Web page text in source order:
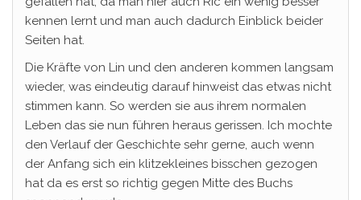
kennen lernt und man auch dadurch Einblick beider
Seiten hat.
Die Kräfte von Lin und den anderen kommen langsam
wieder, was eindeutig darauf hinweist das etwas nicht
stimmen kann. So werden sie aus ihrem normalen
Leben das sie nun führen heraus gerissen. Ich mochte
den Verlauf der Geschichte sehr gerne, auch wenn
der Anfang sich ein klitzekleines bisschen gezogen
hat da es erst so richtig gegen Mitte des Buchs